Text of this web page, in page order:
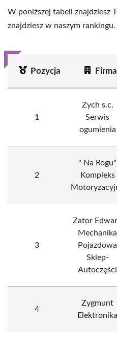
W poniższej tabeli znajdziesz
znajdziesz w naszym rankingu.
Pozycja Firma
1
Zych s.c.
Serwis
ogumienia
2
" Na Rogu"
Kompleks
3
Zator
Mechanika
Pojazdowa
Sklep-
Autoczęści
4
Zygmunt
Elektronika